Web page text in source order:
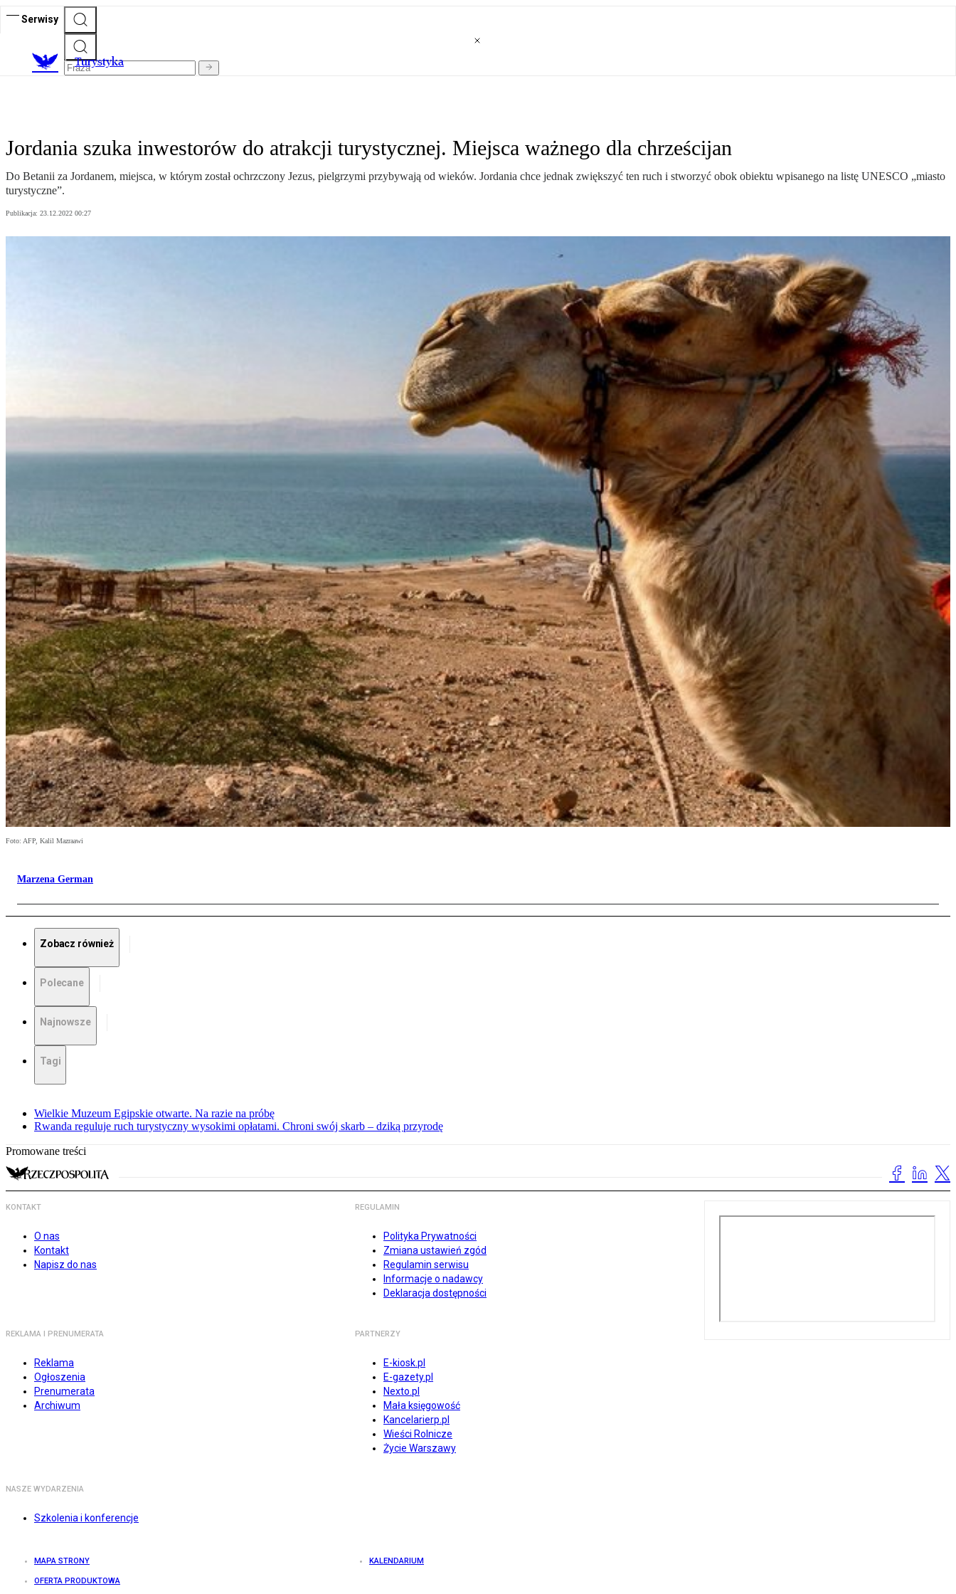
Serwisy
Turystyka
Jordania szuka inwestorów do atrakcji turystycznej. Miejsca ważnego dla chrześcijan
Do Betanii za Jordanem, miejsca, w którym został ochrzczony Jezus, pielgrzymi przybywają od wieków. Jordania chce jednak zwiększyć ten ruch i stworzyć obok obiektu wpisanego na listę UNESCO „miasto
turystyczne”.
Publikacja: 23.12.2022 00:27
Foto: AFP, Kalil Mazraawi
Marzena German
Zobacz również
Polecane
Najnowsze
Tagi
Wielkie Muzeum Egipskie otwarte. Na razie na próbę
Rwanda reguluje ruch turystyczny wysokimi opłatami. Chroni swój skarb – dziką przyrodę
Promowane treści
KONTAKT
O nas
Kontakt
Napisz do nas
REGULAMIN
Polityka Prywatności
Zmiana ustawień zgód
Regulamin serwisu
Informacje o nadawcy
Deklaracja dostępności
REKLAMA I PRENUMERATA
Reklama
Ogłoszenia
Prenumerata
Archiwum
PARTNERZY
E-kiosk.pl
E-gazety.pl
Nexto.pl
Mała księgowość
Kancelarierp.pl
Wieści Rolnicze
Życie Warszawy
NASZE WYDARZENIA
Szkolenia i konferencje
MAPA STRONY KALENDARIUM
OFERTA PRODUKTOWA